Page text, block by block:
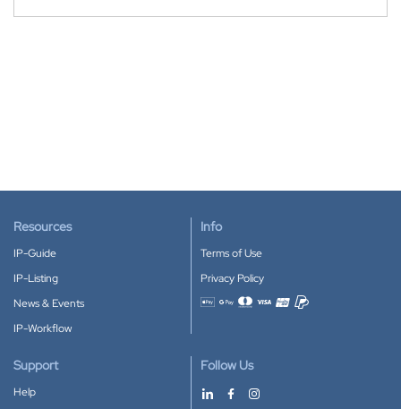
Resources
IP-Guide
IP-Listing
News & Events
IP-Workflow
Info
Terms of Use
Privacy Policy
Accepted payment methods
Support
Help
Follow Us